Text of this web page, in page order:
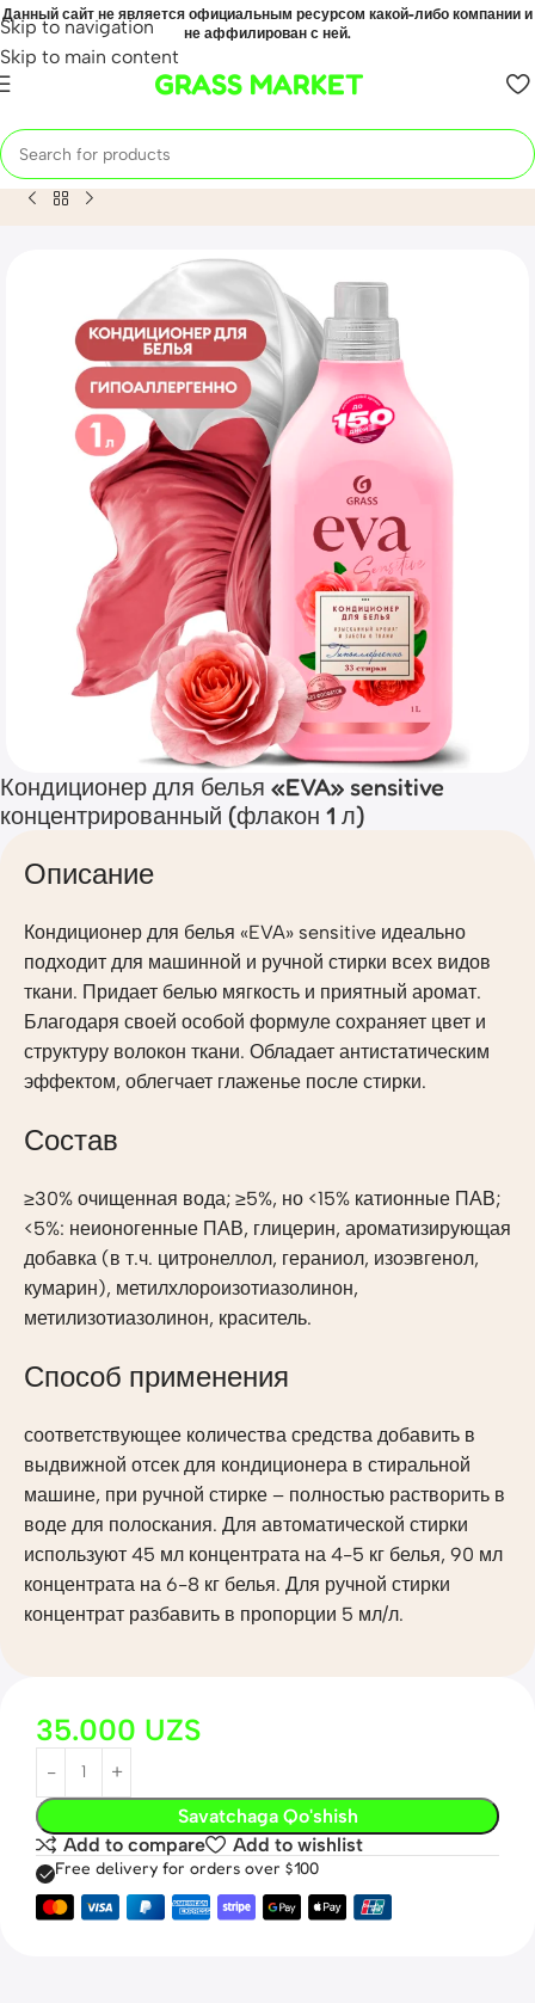
Skip to navigation
Skip to main content
Данный сайт не является официальным ресурсом какой-либо компании и
не аффилирован с ней.
GRASS MARKET
Home Mahsulot Кондиционер для белья «EVA» sensitive
Кондиционер для белья «EVA» sensitive
концентрированный (флакон 1 л)
Описание
Кондиционер для белья «EVA» sensitive идеально
подходит для машинной и ручной стирки всех видов
ткани. Придает белью мягкость и приятный аромат.
Благодаря своей особой формуле сохраняет цвет и
структуру волокон ткани. Обладает антистатическим
эффектом, облегчает глаженье после стирки.
Состав
≥30% очищенная вода; ≥5%, но <15% катионные ПАВ;
<5%: неионогенные ПАВ, глицерин, ароматизирующая
добавка (в т.ч. цитронеллол, гераниол, изоэвгенол,
кумарин), метилхлороизотиазолинон,
метилизотиазолинон, краситель.
Способ применения
соответствующее количества средства добавить в
выдвижной отсек для кондиционера в стиральной
машине, при ручной стирке – полностью растворить в
воде для полоскания. Для автоматической стирки
используют 45 мл концентрата на 4-5 кг белья, 90 мл
концентрата на 6-8 кг белья. Для ручной стирки
концентрат разбавить в пропорции 5 мл/л.
35.000 UZS
Savatchaga Qo'shish
Add to compare
Add to wishlist
Free delivery for orders over $100